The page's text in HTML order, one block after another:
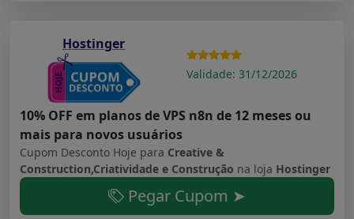
Hostinger
Validade: 31/12/2026
10% OFF em planos de VPS n8n de 12 meses ou
mais para novos usuários
Cupom Desconto Hoje para Creative &
Construction,Criatividade e Construção na loja Hostinger
Pegar Cupom ➤